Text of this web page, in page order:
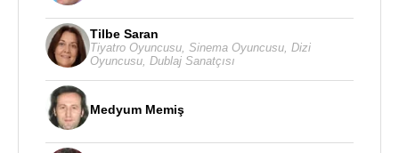
Tilbe Saran
Tiyatro Oyuncusu, Sinema Oyuncusu, Dizi
Oyuncusu, Dublaj Sanatçısı
Medyum Memiş